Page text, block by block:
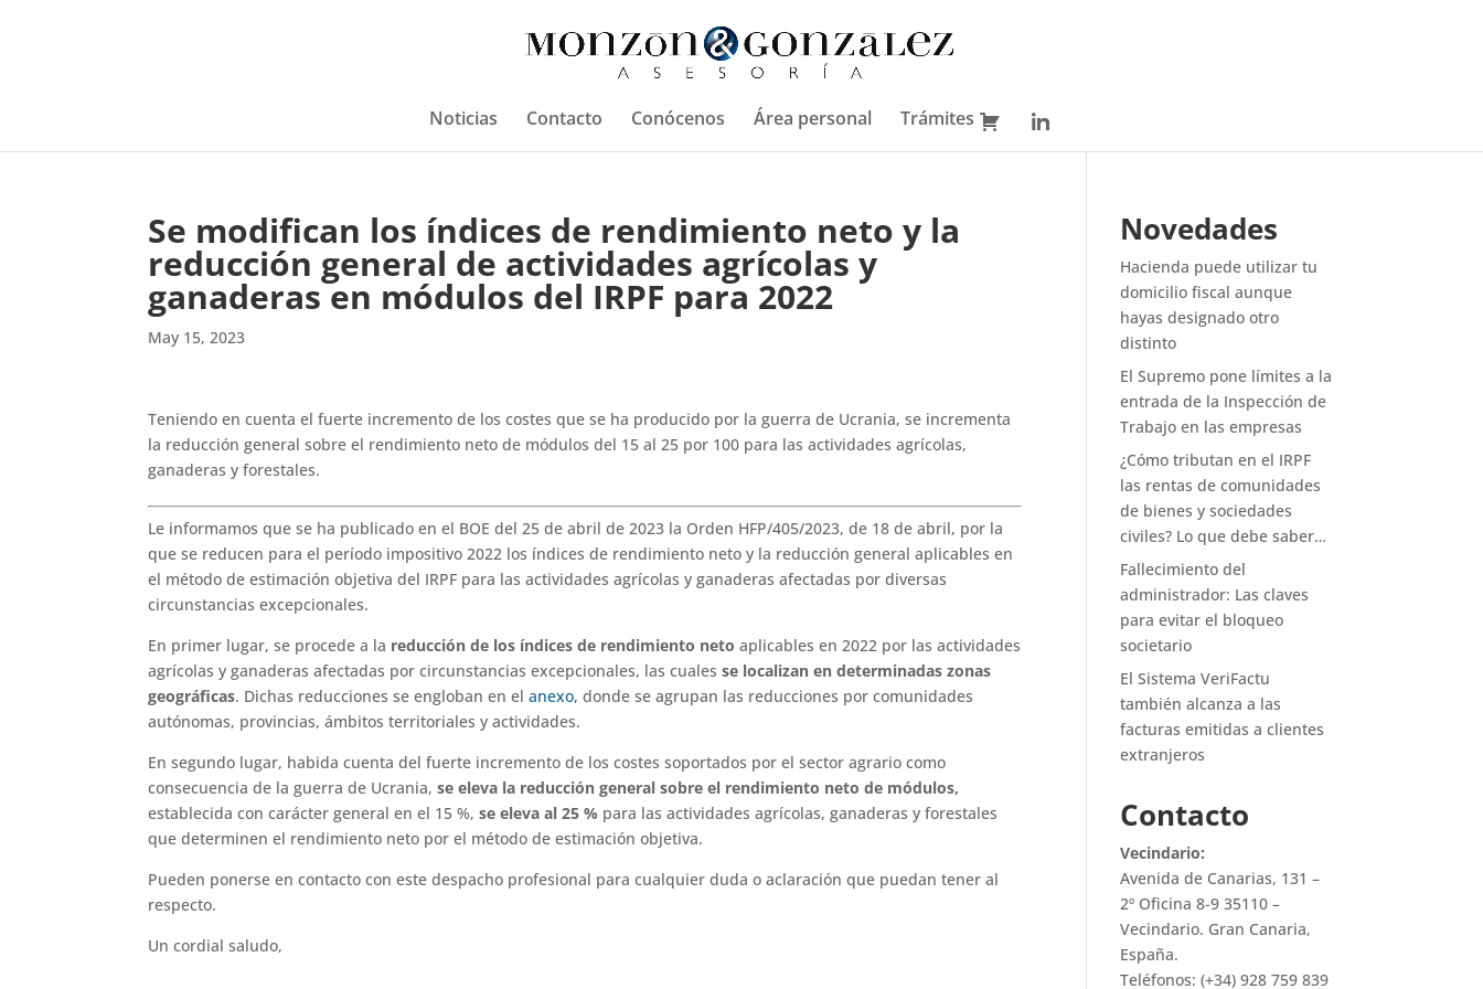
Noticias Contacto Conócenos Área personal Trámites
Se modifican los índices de rendimiento neto y la
reducción general de actividades agrícolas y
ganaderas en módulos del IRPF para 2022
May 15, 2023
Teniendo en cuenta el fuerte incremento de los costes que se ha producido por la guerra de Ucrania, se incrementa
la reducción general sobre el rendimiento neto de módulos del 15 al 25 por 100 para las actividades agrícolas,
ganaderas y forestales.
Le informamos que se ha publicado en el BOE del 25 de abril de 2023 la Orden HFP/405/2023, de 18 de abril, por la
que se reducen para el período impositivo 2022 los índices de rendimiento neto y la reducción general aplicables en
el método de estimación objetiva del IRPF para las actividades agrícolas y ganaderas afectadas por diversas
circunstancias excepcionales.
En primer lugar, se procede a la reducción de los índices de rendimiento neto aplicables en 2022 por las actividades
agrícolas y ganaderas afectadas por circunstancias excepcionales, las cualesse localizan en determinadas zonas
geográficas. Dichas reducciones se engloban en elanexo, donde se agrupan las reducciones por comunidades
autónomas, provincias, ámbitos territoriales y actividades.
En segundo lugar, habida cuenta del fuerte incremento de los costes soportados por el sector agrario como
consecuencia de la guerra de Ucrania,se eleva la reducción general sobre el rendimiento neto de módulos,
establecida con carácter general en el 15 %,se eleva al 25 % para las actividades agrícolas, ganaderas y forestales
que determinen el rendimiento neto por el método de estimación objetiva.
Pueden ponerse en contacto con este despacho profesional para cualquier duda o aclaración que puedan tener al
respecto.
Un cordial saludo,
Novedades
Hacienda puede utilizar tu
domicilio fiscal aunque
hayas designado otro
distinto
El Supremo pone límites a la
entrada de la Inspección de
Trabajo en las empresas
¿Cómo tributan en el IRPF
las rentas de comunidades
de bienes y sociedades
civiles? Lo que debe saber…
Fallecimiento del
administrador: Las claves
para evitar el bloqueo
societario
El Sistema VeriFactu
también alcanza a las
facturas emitidas a clientes
extranjeros
Contacto
Vecindario:
Avenida de Canarias, 131 –
2º Oficina 8-9 35110 –
Vecindario. Gran Canaria,
España.
Teléfonos: (+34) 928 759 839